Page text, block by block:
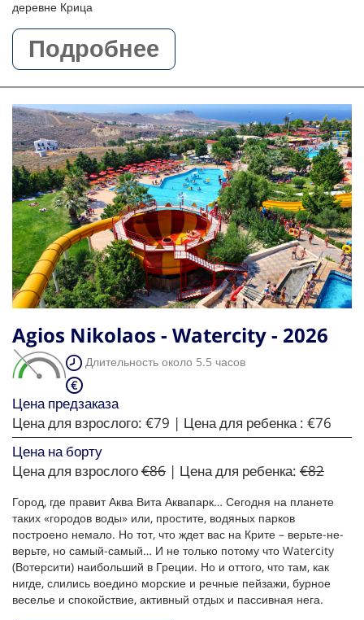
деревне Крица
Подробнее
Agios Nikolaos - Watercity - 2026
Длительность около 5.5 часов
Цена предзаказа
Цена для взрослого: €79 | Цена для ребенка : €76
Цена на борту
Цена для взрослого€86 | Цена для ребенка: €82
Город, где правит Аква Вита Аквапарк… Сегодня на планете
таких «городов воды» или, простите, водяных парков
построено немало. Но тот, что ждет вас на Крите – верьте-не-
верьте, но самый-самый… И не только потому что Watercity
(Вотерсити) наибольший в Греции. Но и оттого, что там, как
нигде, слились воедино морские и речные пейзажи, бурное
веселье и спокойствие, активный отдых и пассивная нега.